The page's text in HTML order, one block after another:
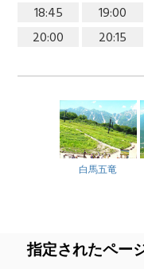
18:45
19:00
20:00
20:15
白馬五竜